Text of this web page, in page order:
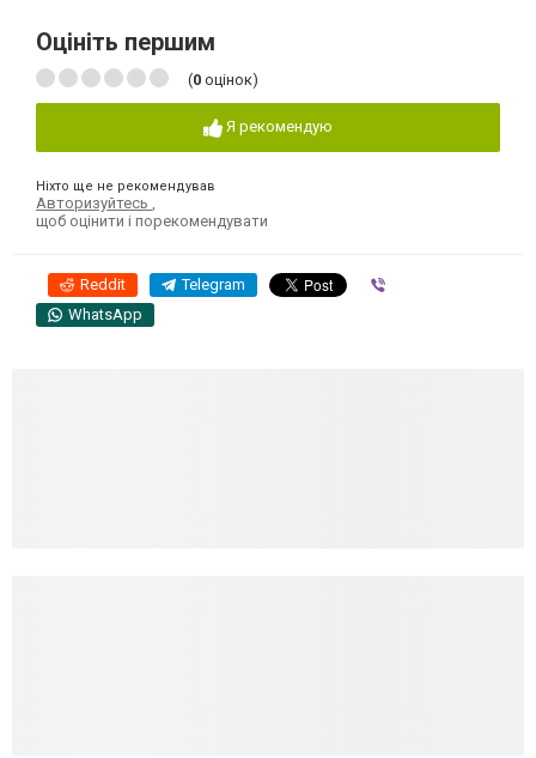
Оцініть першим
(0 оцінок)
Я рекомендую
Ніхто ще не рекомендував
Авторизуйтесь
щоб оцінити і порекомендувати
Reddit Telegram
WhatsApp